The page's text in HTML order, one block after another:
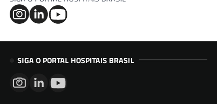
SIGA O PORTAL HOSPITAIS BRASIL